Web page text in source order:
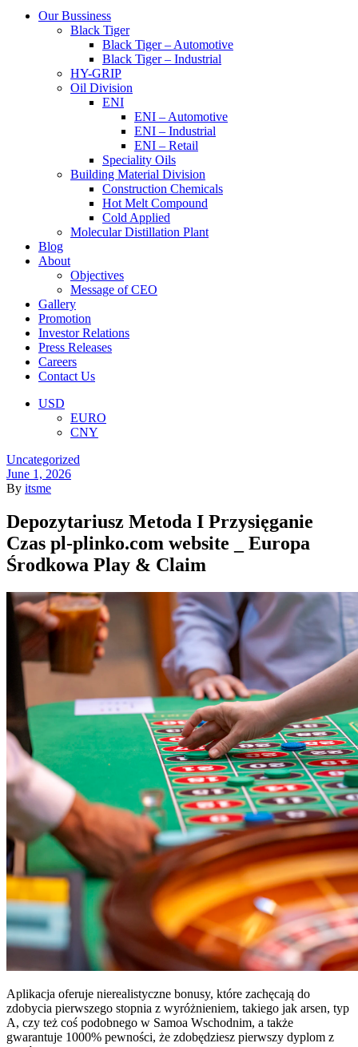
Our Bussiness
Black Tiger
Black Tiger – Automotive
Black Tiger – Industrial
HY-GRIP
Oil Division
ENI
ENI – Automotive
ENI – Industrial
ENI – Retail
Speciality Oils
Building Material Division
Construction Chemicals
Hot Melt Compound
Cold Applied
Molecular Distillation Plant
Blog
About
Objectives
Message of CEO
Gallery
Promotion
Investor Relations
Press Releases
Careers
Contact Us
Menu
USD
EURO
CNY
Categories
Uncategorized
June 1, 2026
By itsme
Depozytariusz Metoda I Przysięganie
Czas pl-plinko.com website _ Europa
Środkowa Play & Claim
Aplikacja oferuje nierealistyczne bonusy, które zachęcają do
zdobycia pierwszego stopnia z wyróżnieniem, takiego jak arsen, typ
A, czy też coś podobnego w Samoa Wschodnim, a także
gwarantuje 1000% pewności, że zdobędziesz pierwszy dyplom z